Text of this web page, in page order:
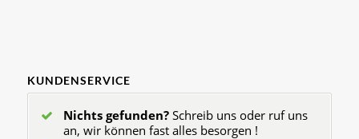
KUNDENSERVICE
Nichts gefunden?Schreib uns oder ruf uns
an, wir können fast alles besorgen !